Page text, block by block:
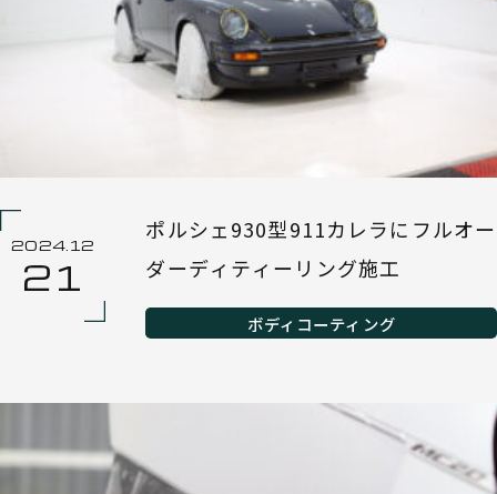
2024.12
21
ポルシェ930型911カレラにフルオー
ダーディティーリング施工
ボディコーティング